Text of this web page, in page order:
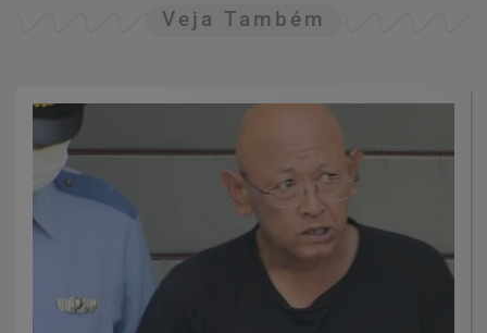
Veja Também